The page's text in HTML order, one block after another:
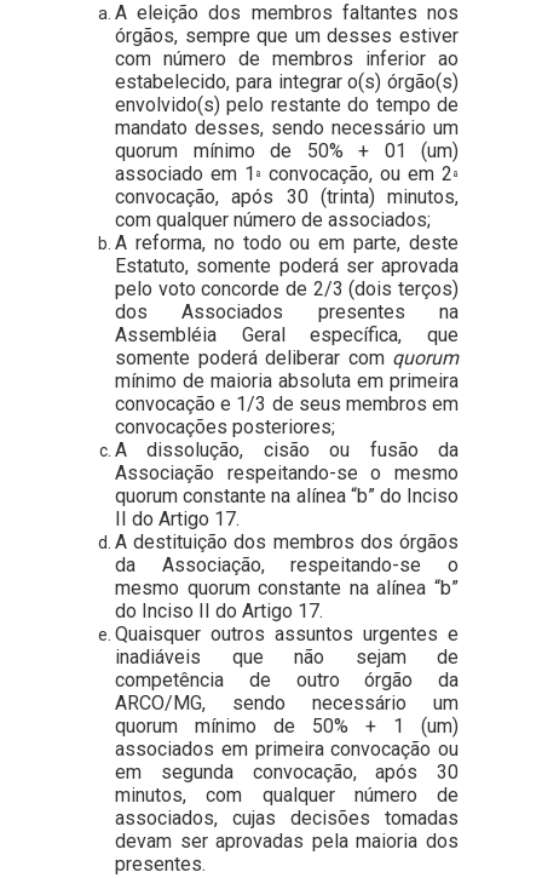
A eleição dos membros faltantes nos
órgãos, sempre que um desses estiver
com número de membros inferior ao
estabelecido, para integrar o(s) órgão(s)
envolvido(s) pelo restante do tempo de
mandato desses, sendo necessário um
quorum mínimo de 50% + 01 (um)
associado em 1 ª convocação, ou em 2ª
convocação, após 30 (trinta) minutos,
com qualquer número de associados;
A reforma, no todo ou em parte, deste
Estatuto, somente poderá ser aprovada
pelo voto concorde de 2/3 (dois terços)
dos Associados presentes na
Assembléia Geral específica, que
somente poderá deliberar com quorum
mínimo de maioria absoluta em primeira
convocação e 1/3 de seus membros em
convocações posteriores;
A dissolução, cisão ou fusão da
Associação respeitando-se o mesmo
quorum constante na alínea “b” do Inciso
II do Artigo 17.
A destituição dos membros dos órgãos
da Associação, respeitando-se o
mesmo quorum constante na alínea “b”
do Inciso II do Artigo 17.
Quaisquer outros assuntos urgentes e
inadiáveis que não sejam de
competência de outro órgão da
ARCO/MG, sendo necessário um
quorum mínimo de 50% + 1 (um)
associados em primeira convocação ou
em segunda convocação, após 30
minutos, com qualquer número de
associados, cujas decisões tomadas
devam ser aprovadas pela maioria dos
presentes.